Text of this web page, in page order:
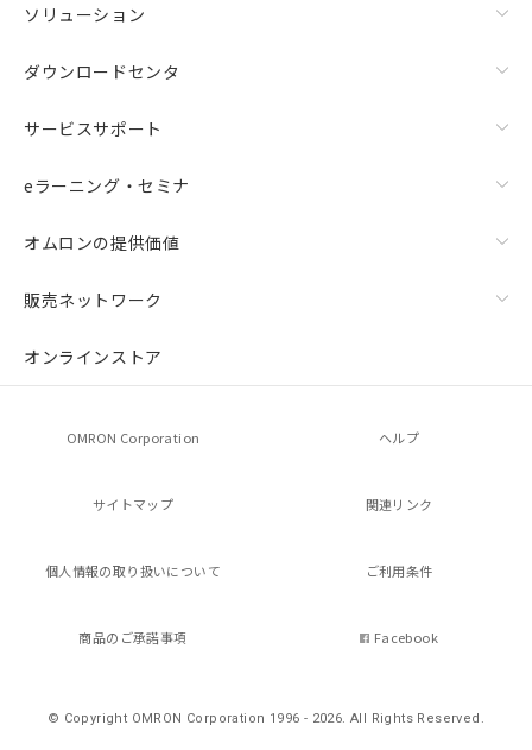
ソリューション
ダウンロードセンタ
サービスサポート
eラーニング・セミナ
オムロンの提供価値
販売ネットワーク
オンラインストア
OMRON Corporation ヘルプ
サイトマップ 関連リンク
個人情報の取り扱いについて ご利用条件
商品のご承諾事項 Facebook
© Copyright OMRON Corporation 1996 - 2026.All Rights Reserved.